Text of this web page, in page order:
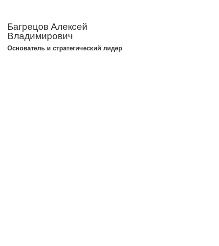
Багрецов Алексей
Владимирович
Основатель и стратегический лидер